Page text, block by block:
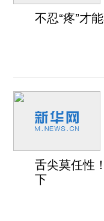
不忍“疼”才
舌尖莫任性
下